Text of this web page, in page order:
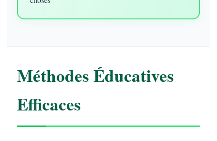
Méthodes Éducatives
Efficaces